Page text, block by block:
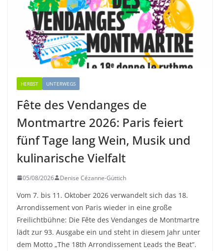
HERBST UNTERWEGS
Fête des Vendanges de
Montmartre 2026: Paris feiert
fünf Tage lang Wein, Musik und
kulinarische Vielfalt
05/08/2026 Denise Cézanne-Güttich
Vom 7. bis 11. Oktober 2026 verwandelt sich das 18.
Arrondissement von Paris wieder in eine große
Freilichtbühne: Die Fête des Vendanges de Montmartre
lädt zur 93. Ausgabe ein und steht in diesem Jahr unter
dem Motto „The 18th Arrondissement Leads the Beat“.